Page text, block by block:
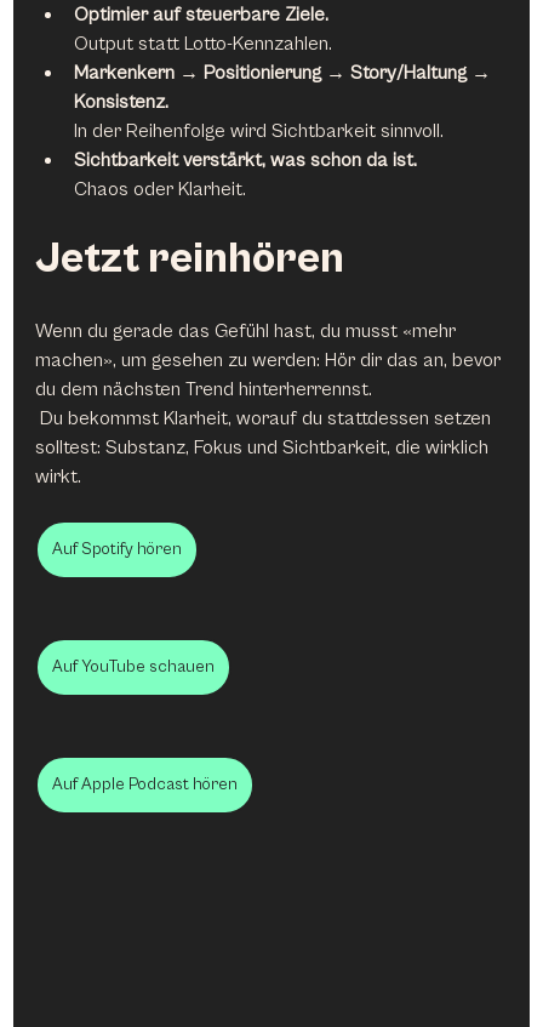
Optimier auf steuerbare Ziele.
Output statt Lotto-Kennzahlen.
Markenkern → Positionierung → Story/Haltung →
Konsistenz.
In der Reihenfolge wird Sichtbarkeit sinnvoll.
Sichtbarkeit verstärkt, was schon da ist.
Chaos oder Klarheit.
Jetzt reinhören
Wenn du gerade das Gefühl hast, du musst «mehr
machen», um gesehen zu werden: Hör dir das an, bevor
du dem nächsten Trend hinterherrennst.
Du bekommst Klarheit, worauf du stattdessen setzen
solltest: Substanz, Fokus und Sichtbarkeit, die wirklich
wirkt.
Auf Spotify hören
Auf YouTube schauen
Auf Apple Podcast hören